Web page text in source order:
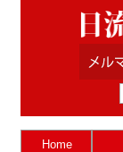
Home